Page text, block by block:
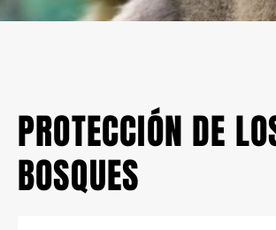
PROTECCIÓN DE
BOSQUES